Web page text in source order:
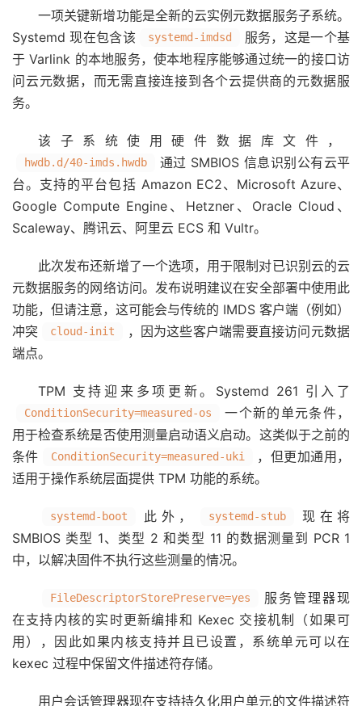
一项关键新增功能是全新的云实例元数据服务子系统。
Systemd 现在包含该
systemd-imdsd
服务，这是一个基
于 Varlink 的本地服务，使本地程序能够通过统一的接口访
问云元数据，而无需直接连接到各个云提供商的元数据服
务。
该子系统使用硬件数据库文件，
hwdb.d/40-imds.hwdb
通过 SMBIOS 信息识别公有云平
台。支持的平台包括 Amazon EC2、Microsoft Azure、
Google Compute Engine、Hetzner、Oracle Cloud、
Scaleway、腾讯云、阿里云 ECS 和 Vultr。
此次发布还新增了一个选项，用于限制对已识别云的云
元数据服务的网络访问。发布说明建议在安全部署中使用此
功能，但请注意，这可能会与传统的 IMDS 客户端（例如）
冲突
cloud-init
，因为这些客户端需要直接访问元数据
端点。
TPM 支持迎来多项更新。Systemd 261 引入了
ConditionSecurity=measured-os
一个新的单元条件，
用于检查系统是否使用测量启动语义启动。这类似于之前的
条件
ConditionSecurity=measured-uki
，但更加通用，
适用于操作系统层面提供 TPM 功能的系统。
systemd-boot 此外， systemd-stub
现在将
SMBIOS 类型 1、类型 2 和类型 11 的数据测量到 PCR 1
中，以解决固件不执行这些测量的情况。
FileDescriptorStorePreserve=yes
服务管理器现
在支持内核的实时更新编排和 Kexec 交接机制（如果可
用），因此如果内核支持并且已设置，系统单元可以在
kexec 过程中保留文件描述符存储。
用户会话管理器现在支持持久化用户单元的文件描述符